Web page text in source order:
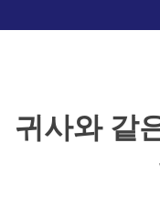
귀사와 같